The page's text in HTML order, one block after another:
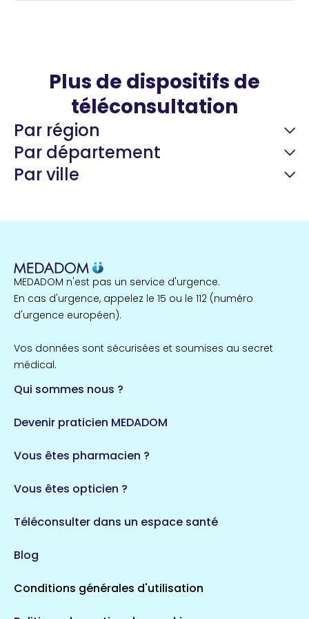
Plus de dispositifs de
téléconsultation
Par région
Île-de-France
857 espaces de santé
124 espaces de santé
Auvergne-Rhône-Alpes
720 espaces de santé
Par département
Côtes-d'Armor
Maine-et-Loire
Loiret
Par ville
1 espaces de santé
5 espaces de santé
MEDADOM n'est pas un service d'urgence.
En cas d'urgence, appelez le 15 ou le 112 (numéro
d'urgence européen).
Vos données sont sécurisées et soumises au secret
médical.
Qui sommes nous ?
Devenir praticien MEDADOM
Vous êtes pharmacien ?
Vous êtes opticien ?
Téléconsulter dans un espace santé
Blog
Conditions générales d'utilisation